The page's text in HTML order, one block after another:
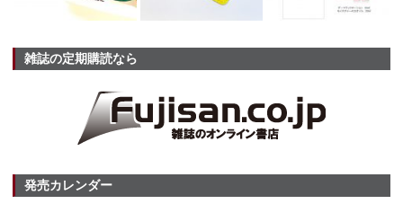
雑誌の定期購読なら
発売カレンダー